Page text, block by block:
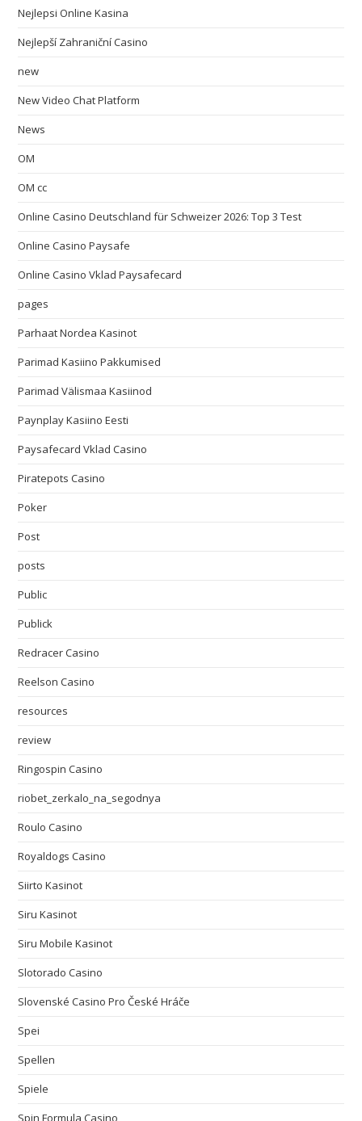
Nejlepsi Online Kasina
Nejlepší Zahraniční Casino
new
New Video Chat Platform
News
OM
OM cc
Online Casino Deutschland für Schweizer 2026: Top 3 Test
Online Casino Paysafe
Online Casino Vklad Paysafecard
pages
Parhaat Nordea Kasinot
Parimad Kasiino Pakkumised
Parimad Välismaa Kasiinod
Paynplay Kasiino Eesti
Paysafecard Vklad Casino
Piratepots Casino
Poker
Post
posts
Public
Publick
Redracer Casino
Reelson Casino
resources
review
Ringospin Casino
riobet_zerkalo_na_segodnya
Roulo Casino
Royaldogs Casino
Siirto Kasinot
Siru Kasinot
Siru Mobile Kasinot
Slotorado Casino
Slovenské Casino Pro České Hráče
Spei
Spellen
Spiele
Spin Formula Casino